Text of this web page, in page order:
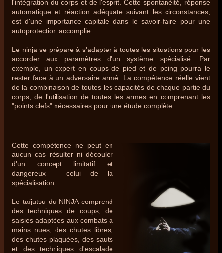
l'intégration du corps et de l'esprit. Cette spontanéité, réponse
automatique et réaction adéquate suivant les circonstances,
est d'une importance capitale dans le savoir-faire pour une
autoprotection accomplie.
Le ninja se prépare à s'adapter à toutes les situations pour les
accorder aux paramètres d'un système spécialisé. Par
exemple, un expert en coups de pied et de poing pourra le
rester face à un adversaire armé. La compétence réelle vient
de la combinaison de toutes les capacités de chaque partie du
corps, de l'utilisation de toutes les armes en comprenant les
"points clefs" nécessaires pour une étude complète.
Cette compétence ne peut en
aucun cas résulter ni découler
d'un concept limitatif et
dangereux : celui de la
spécialisation.
Le taïjutsu du NINJA comprend
des techniques de coups, de
saisies adaptées aux combats à
mains nues, des chutes libres,
des chutes plaquées, des sauts
et des techniques d'escalade